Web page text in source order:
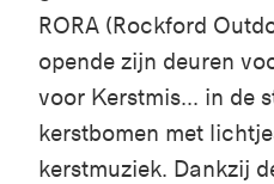
RORA (Rockford
opende zijn deuren
voor Kerstmis... in de
kerstbomen met
kerstmuziek. Dankzij